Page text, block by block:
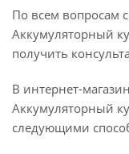
По всем вопросам
Аккумуляторный
получить
В интернет-
Аккумуляторный
следующими